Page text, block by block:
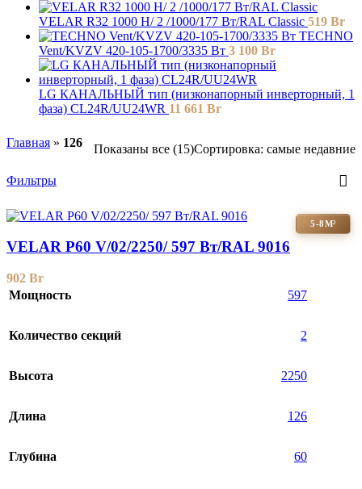
VELAR R32 1000 H/ 2 /1000/177 Вт/RAL Classic 519 Br
TECHNO
Vent/KVZV 420-105-1700/3335 Вт 3 100 Br
LG КАНАЛЬНЫЙ тип (низконапорный инверторный, 1
фаза) CL24R/UU24WR 11 661 Br
Главная » 126 Показаны все (15)Сортировка: самые недавние
Фильтры
5-8М²
VELAR P60 V/02/2250/ 597 Bт/RAL 9016
902 Br
Мощность
597
Количество секций 2
Высота 2250
Длина 126
Глубина 60